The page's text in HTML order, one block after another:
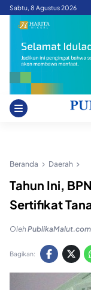
SkipSabtu, 8 Agustus 2026
Beranda Daerah
Tahun Ini,
Sertifikat
OlehPublikaMalut.com
Bagikan: